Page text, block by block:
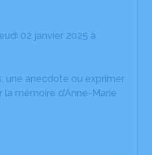
02 janvier 2025 à
une anecdote ou exprimer
mémoire d’Anne-Marie